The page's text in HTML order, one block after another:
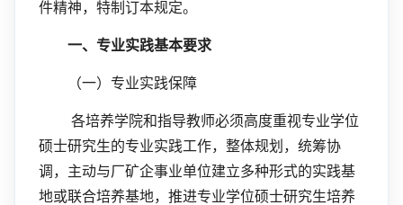
件精神，特制订本规定。
一、专业实践基本要求
（一）专业实践保障
各培养学院和指导教师必须高度重视专业学位
硕士研究生的专业实践工作，整体规划，统筹协
调，主动与厂矿企事业单位建立多种形式的实践基
地或联合培养基地，推进专业学位硕士研究生培养